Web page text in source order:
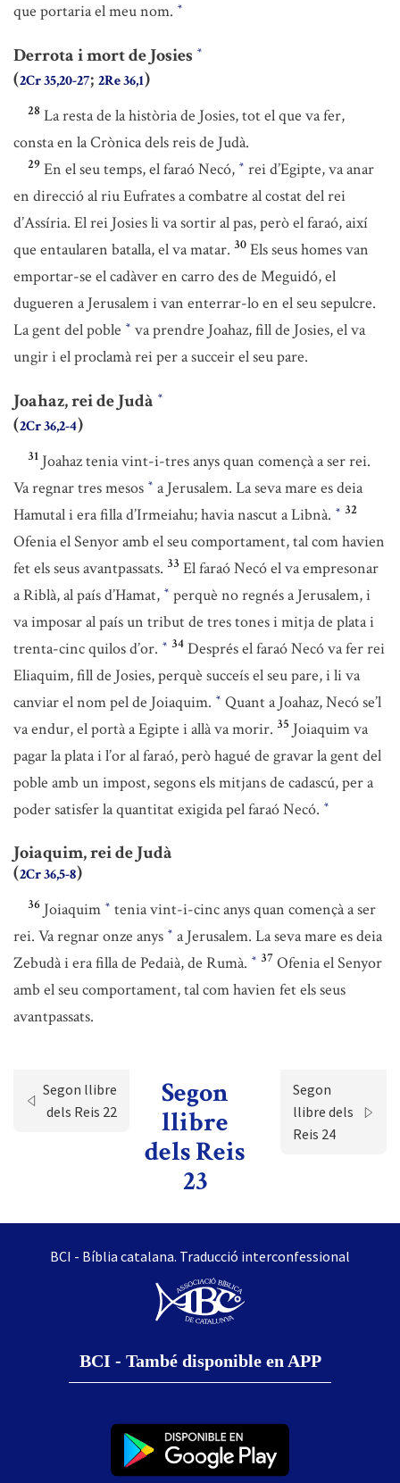
que portaria el meu nom. *
Derrota i mort de Josies *
(2Cr 35,20-27; 2Re 36,1)
28 La resta de la història de Josies, tot el que va fer,
consta en la Crònica dels reis de Judà.
29 En el seu temps, el faraó Necó, * rei d’Egipte, va anar
en direcció al riu Eufrates a combatre al costat del rei
d’Assíria. El rei Josies li va sortir al pas, però el faraó, així
que entaularen batalla, el va matar. 30 Els seus homes van
emportar-se el cadàver en carro des de Meguidó, el
dugueren a Jerusalem i van enterrar-lo en el seu sepulcre.
La gent del poble * va prendre Joahaz, fill de Josies, el va
ungir i el proclamà rei per a succeir el seu pare.
Joahaz, rei de Judà *
(2Cr 36,2-4)
31 Joahaz tenia vint-i-tres anys quan començà a ser rei.
Va regnar tres mesos * a Jerusalem. La seva mare es deia
Hamutal i era filla d’Irmeiahu; havia nascut a Libnà. * 32
Ofenia el Senyor amb el seu comportament, tal com havien
fet els seus avantpassats. 33 El faraó Necó el va empresonar
a Riblà, al país d’Hamat, * perquè no regnés a Jerusalem, i
va imposar al país un tribut de tres tones i mitja de plata i
trenta-cinc quilos d’or. * 34 Després el faraó Necó va fer rei
Eliaquim, fill de Josies, perquè succeís el seu pare, i li va
canviar el nom pel de Joiaquim. * Quant a Joahaz, Necó se’l
va endur, el portà a Egipte i allà va morir. 35 Joiaquim va
pagar la plata i l’or al faraó, però hagué de gravar la gent del
poble amb un impost, segons els mitjans de cadascú, per a
poder satisfer la quantitat exigida pel faraó Necó. *
Joiaquim, rei de Judà
(2Cr 36,5-8)
36 Joiaquim * tenia vint-i-cinc anys quan començà a ser
rei. Va regnar onze anys * a Jerusalem. La seva mare es deia
Zebudà i era filla de Pedaià, de Rumà. * 37 Ofenia el Senyor
amb el seu comportament, tal com havien fet els seus
avantpassats.
Segon llibre
dels Reis 22
Segon
llibre
dels Reis
23
Segon
llibre dels
Reis 24
BCI - Bíblia catalana. Traducció interconfessional
BCI - També disponible en APP